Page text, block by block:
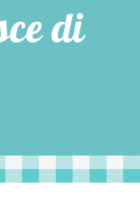
di